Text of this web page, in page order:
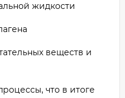
жидкости
веществ и
что в итоге